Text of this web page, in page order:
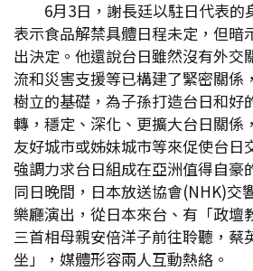
6月3日，謝長廷以駐日代表的
表示食品解禁具體日程未定，但暗
出決定。他還說台日雖然沒有外交
流和災害支援等已構建了緊密關係
樹立的基礎，為子孫打造台日和好
轉，穩定、深化、更擴大台日關係
友好城市或姊妹城市等來促使台日
強調力求台日組成在亞洲值得自豪
同日晚間，日本放送協會(NHK)交
樂廳演出，從日本來台、有「政壇
三首相母親安倍洋子前往聆聽，蔡
坐」，媒體形容兩人互動熱絡。